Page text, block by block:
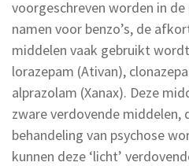
voorgeschreven worden in
namen voor benzo’s, de
middelen vaak gebruikt
lorazepam (Ativan),
alprazolam (Xanax). Deze
zware verdovende middelen,
behandeling van psychose
kunnen deze ‘licht’